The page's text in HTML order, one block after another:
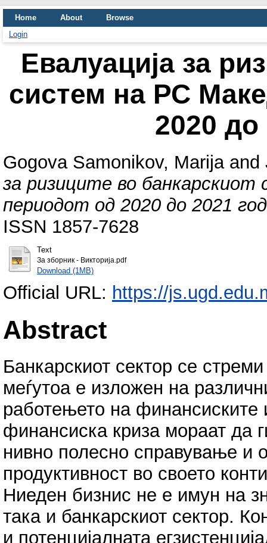
Home About
Browse
Login
Евалуација за
систем на РС
2020 до
Gogova Samonikov, Marijaand
за ризиците во
периодот од 2020 до 2021
ISSN 1857-7628
Text
За зборник - Викторија.pdf
Download (1MB)
Official URL: https://
Abstract
Банкарскиот сектор се
меѓутоа е изложен на
работењето на финансиските
финансиска криза мораат да
нивно полесно справување и
продуктивност во своето
Ниеден бизнис не е имун на
така и банкарскиот сектор.
и потенцијалната